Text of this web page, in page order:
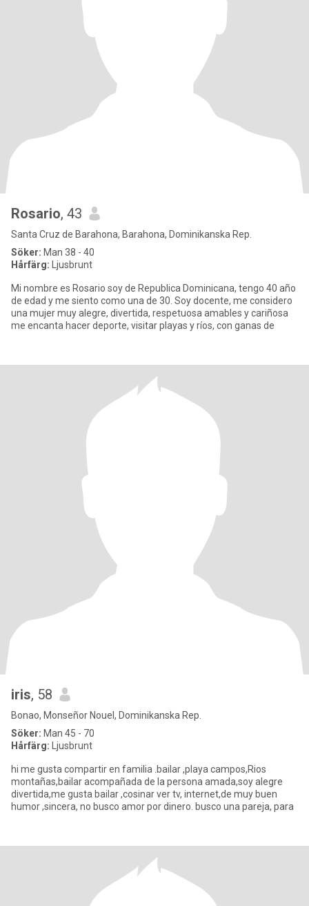
Rosario, 43
Santa Cruz de Barahona, Barahona, Dominikanska Rep.
Söker: Man 38 - 40
Hårfärg: Ljusbrunt
Mi nombre es Rosario soy de Republica Dominicana, tengo 40 año
de edad y me siento como una de 30. Soy docente, me considero
una mujer muy alegre, divertida, respetuosa amables y cariñosa
me encanta hacer deporte, visitar playas y ríos, con ganas de
iris, 58
Bonao, Monseñor Nouel, Dominikanska Rep.
Söker: Man 45 - 70
Hårfärg: Ljusbrunt
hi me gusta compartir en familia .bailar ,playa campos,Rios
montañas,bailar acompañada de la persona amada,soy alegre
divertida,me gusta bailar ,cosinar ver tv, internet,de muy buen
humor ,sincera, no busco amor por dinero. busco una pareja, para